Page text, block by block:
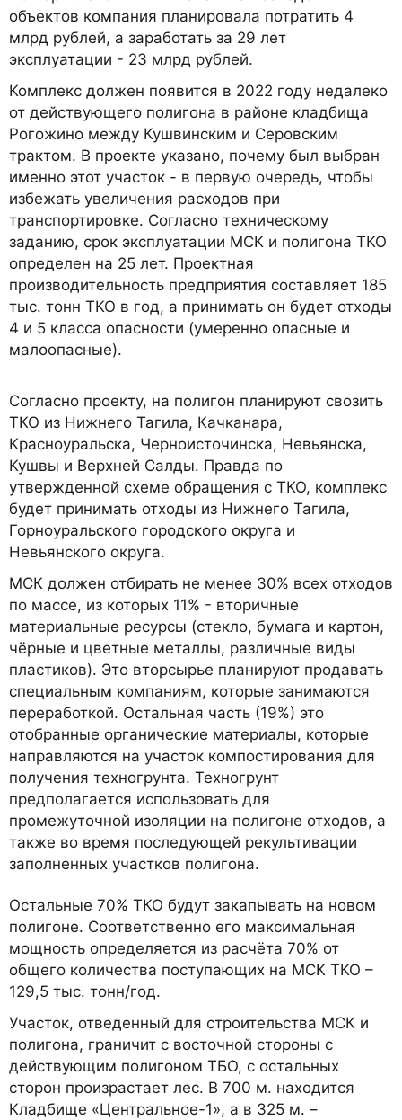
объектов компания планировала потратить 4
млрд рублей, а заработать за 29 лет
эксплуатации - 23 млрд рублей.
Комплекс должен появится в 2022 году недалеко
от действующего полигона в районе кладбища
Рогожино между Кушвинским и Серовским
трактом. В проекте указано, почему был выбран
именно этот участок - в первую очередь, чтобы
избежать увеличения расходов при
транспортировке. Согласно техническому
заданию, срок эксплуатации МСК и полигона ТКО
определен на 25 лет. Проектная
производительность предприятия составляет 185
тыс. тонн ТКО в год, а принимать он будет отходы
4 и 5 класса опасности (умеренно опасные и
малоопасные).
Согласно проекту, на полигон планируют свозить
ТКО из Нижнего Тагила, Качканара,
Красноуральска, Черноисточинска, Невьянска,
Кушвы и Верхней Салды. Правда по
утвержденной схеме обращения с ТКО, комплекс
будет принимать отходы из Нижнего Тагила,
Горноуральского городского округа и
Невьянского округа.
МСК должен отбирать не менее 30% всех отходов
по массе, из которых 11% - вторичные
материальные ресурсы (стекло, бумага и картон,
чёрные и цветные металлы, различные виды
пластиков). Это вторсырье планируют продавать
специальным компаниям, которые занимаются
переработкой. Остальная часть (19%) это
отобранные органические материалы, которые
направляются на участок компостирования для
получения техногрунта. Техногрунт
предполагается использовать для
промежуточной изоляции на полигоне отходов, а
также во время последующей рекультивации
заполненных участков полигона.
Остальные 70% ТКО будут закапывать на новом
полигоне. Соответственно его максимальная
мощность определяется из расчёта 70% от
общего количества поступающих на МСК ТКО –
129,5 тыс. тонн/год.
Участок, отведенный для строительства МСК и
полигона, граничит с восточной стороны с
действующим полигоном ТБО, с остальных
сторон произрастает лес. В 700 м. находится
Кладбище «Центральное-1», а в 325 м. –